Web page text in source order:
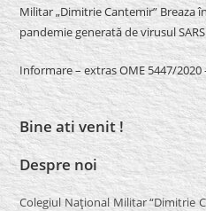
Militar „Dimitrie Cantemir” Breaza
pandemie generată de virusul SARS
Informare – extras OME 5447/2020
Bine ati venit !
Despre noi
Colegiul Naţional Militar “Dimitrie